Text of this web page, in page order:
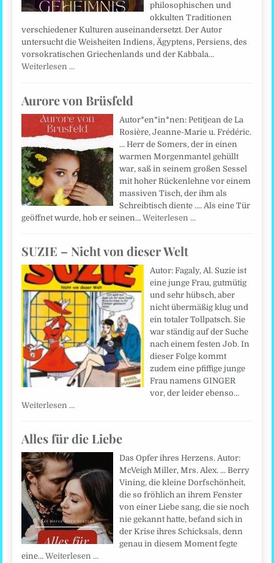
philosophischen und
okkulten Traditionen
verschiedener Kulturen auseinandersetzt. Der Autor
untersucht die Weisheiten Indiens, Ägyptens, Persiens, des
vorsokratischen Griechenlands und der Kabbala…
Weiterlesen …
Aurore von Brüsfeld
Autor*en*in*nen: Petitjean de La
Rosière, Jeanne-Marie u. Frédéric.
... Herr de Somers, der in einen
warmen Morgenmantel gehüllt
war, saß in seinem großen Sessel
mit hoher Rückenlehne vor einem
massiven Tisch, der ihm als
Schreibtisch diente .... Als eine Tür
geöffnet wurde, hob er seinen…Weiterlesen …
SUZIE – Nicht von dieser Welt
Autor: Fagaly, Al. Suzie ist
eine junge Frau, gutmütig
und sehr hübsch, aber
nicht übermäßig klug und
ein totaler Tollpatsch. Sie
war ständig auf der Suche
nach einem festen Job. In
dieser Folge kommt
zudem eine pfiffige junge
Frau namens GINGER
vor, der leider ebenso…
Weiterlesen …
Alles für die Liebe
Das Opfer ihres Herzens. Autor:
McVeigh Miller, Mrs. Alex. ... Berry
Vining, die kleine Dorfschönheit,
die so fröhlich an ihrem Fenster
von einer Liebe sang, die sie noch
nie gekannt hatte, befand sich in
der Krise ihres Schicksals, denn
genau in diesem Moment fegte
eine…Weiterlesen …